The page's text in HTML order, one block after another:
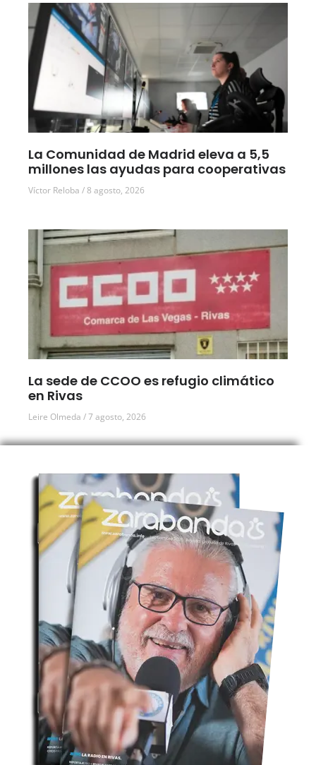
La Comunidad de Madrid eleva a 5,5
millones las ayudas para cooperativas
Víctor Reloba 8 agosto, 2026
La sede de CCOO es refugio climático
en Rivas
Leire Olmeda 7 agosto, 2026